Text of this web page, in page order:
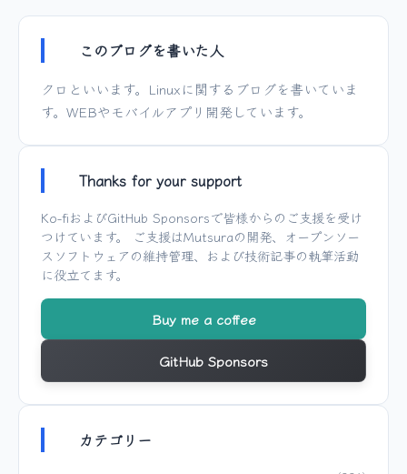
このブログを書いた人
クロといいます。Linuxに関するブログを書いていま
す。WEBやモバイルアプリ開発しています。
Thanks for your support
Ko-fiおよびGitHub Sponsorsで皆様からのご支援を受け
つけています。 ご支援はMutsuraの開発、オープンソー
スソフトウェアの維持管理、および技術記事の執筆活動
に役立てます。
Buy me a coffee
GitHub Sponsors
カテゴリー